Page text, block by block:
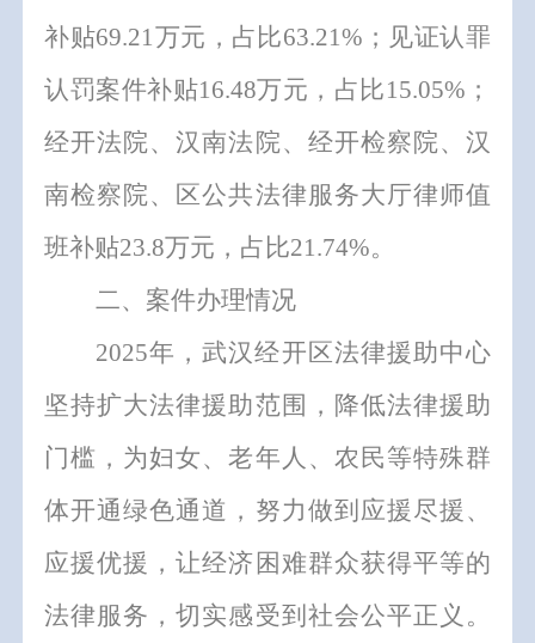
补贴69.21万元 ， 占比63.21% ； 见证认罪
认罚案件补贴16.48万元，占比15.05% ；
经开法院、汉南法院、经开检察院、 汉
南检察院、
区公共法律服务大厅律师值
班补贴23.8万元 ， 占比21.74%。
二、案件办理情况
2025年 ，武汉经开区法律援助中心
坚持扩大法律援助范围 ， 降低法律援助
门槛 ， 为妇女、老年人、农民等特殊群
体开通绿色通道 ， 努力做到应援尽援、
应援优援 ，让经济困难群众获得平等的
法律服务 ，切实感受到社会公平正义 。